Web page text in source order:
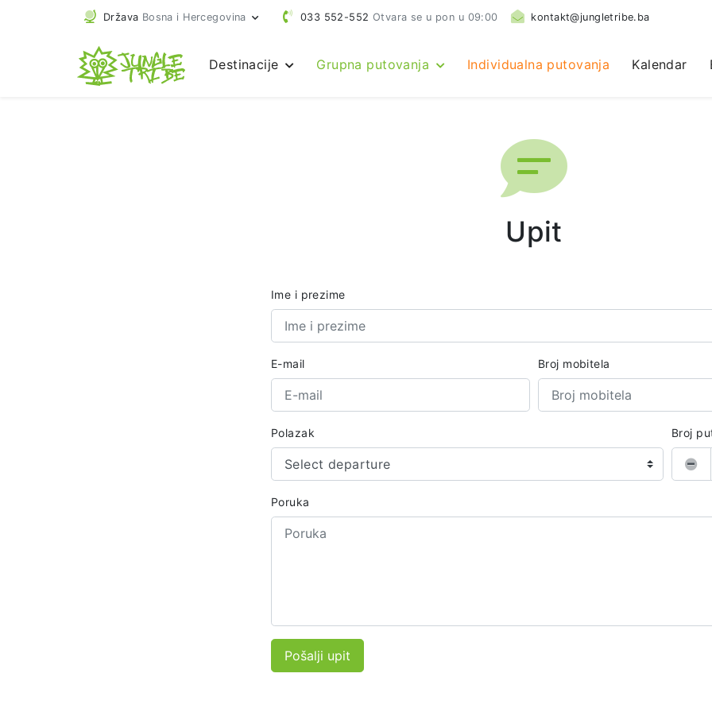
Država Bosna i Hercegovina 033 552-552 Otvara se u pon u 09:00 kontakt@jungletribe.ba
Destinacije Grupna putovanja Individualna putovanja Kalendar
Upit
Ime i prezime
E-mail Broj mobitela
Polazak
Select departure
Broj
Poruka
Pošalji upit